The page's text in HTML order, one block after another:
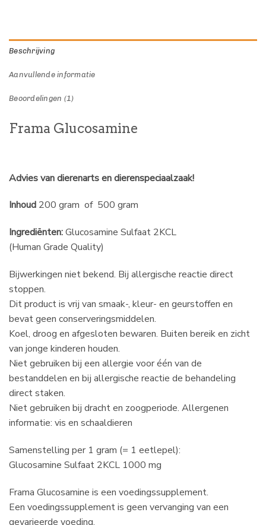
Beschrijving
Aanvullende informatie
Beoordelingen (1)
Frama Glucosamine
Advies van dierenarts en dierenspeciaalzaak!
Inhoud 200 gram of 500 gram
Ingrediënten:Glucosamine Sulfaat 2KCL
(Human Grade Quality)
Bijwerkingen niet bekend. Bij allergische reactie direct
stoppen.
Dit product is vrij van smaak-, kleur- en geurstoffen en
bevat geen conserveringsmiddelen.
Koel, droog en afgesloten bewaren. Buiten bereik en zicht
van jonge kinderen houden.
Niet gebruiken bij een allergie voor één van de
bestanddelen en bij allergische reactie de behandeling
direct staken.
Niet gebruiken bij dracht en zoogperiode. Allergenen
informatie: vis en schaaldieren
Samenstelling per 1 gram (= 1 eetlepel):
Glucosamine Sulfaat 2KCL 1000 mg
Frama Glucosamine is een voedingssupplement.
Een voedingssupplement is geen vervanging van een
gevarieerde voeding.